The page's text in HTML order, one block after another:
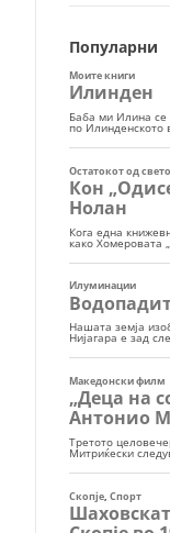
Популарни